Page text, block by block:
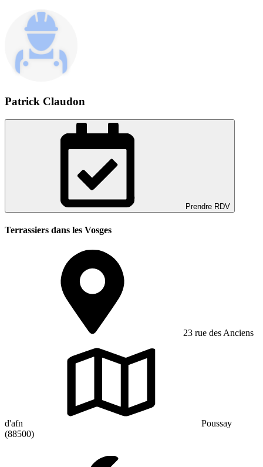
Patrick Claudon
Prendre RDV
Terrassiers dans les Vosges
23 rue des Anciens
d'afn
Poussay
(88500)